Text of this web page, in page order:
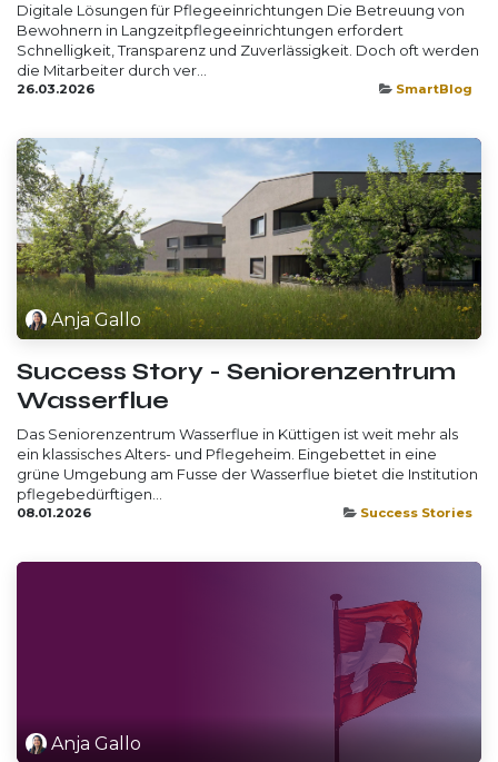
Digitale Lösungen für Pflegeeinrichtungen Die Betreuung von
Bewohnern in Langzeitpflegeeinrichtungen erfordert
Schnelligkeit, Transparenz und Zuverlässigkeit. Doch oft werden
die Mitarbeiter durch ver...
26.03.2026 SmartBlog
Anja Gallo
Success Story - Seniorenzentrum
Wasserflue
Das Seniorenzentrum Wasserflue in Küttigen ist weit mehr als
ein klassisches Alters- und Pflegeheim. Eingebettet in eine
grüne Umgebung am Fusse der Wasserflue bietet die Institution
pflegebedürftigen...
08.01.2026 Success Stories
Anja Gallo